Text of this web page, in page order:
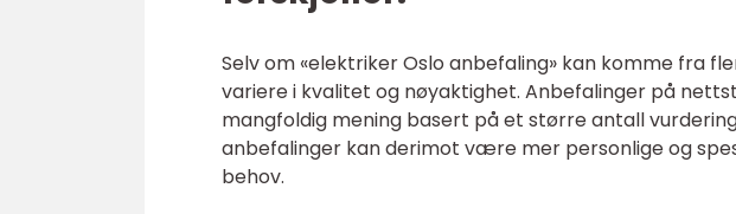
Selv om «elektriker Oslo anbefaling» kan komme fra
variere i kvalitet og nøyaktighet. Anbefalinger på
mangfoldig mening basert på et større antall
anbefalinger kan derimot være mer personlige og
behov.